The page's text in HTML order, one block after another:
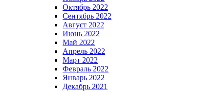
Октябрь 2022
Сентябрь 2022
Август 2022
Июнь 2022
Май 2022
Апрель 2022
Март 2022
Февраль 2022
Январь 2022
Декабрь 2021